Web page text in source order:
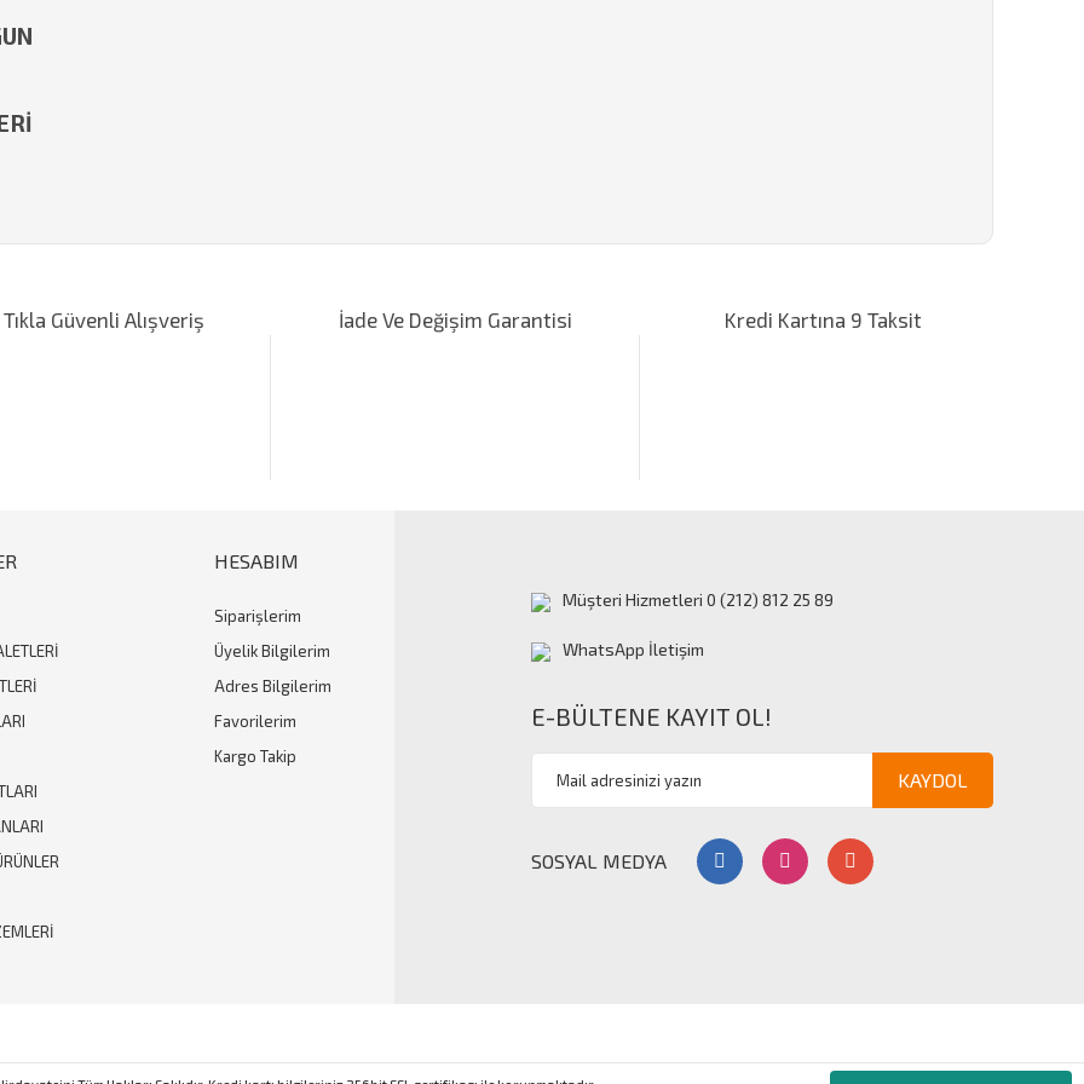
Gönder
Tıkla Güvenli Alışveriş İade Ve Değişim Garantisi Kredi Kartına 9 Taksit
HESABIM
Siparişlerim
Üyelik Bilgilerim
Adres Bilgilerim
Favorilerim
Kargo Takip
Müşteri Hizmetleri 0 (212) 812 25 89
WhatsApp İletişim
E-BÜLTENE KAYIT OL!
KAYDOL
SOSYAL MEDYA